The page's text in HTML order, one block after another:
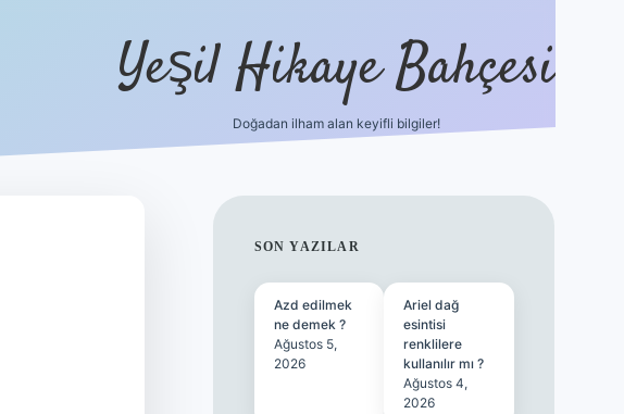
Yeşil Hikaye Bahçesi
Doğadan ilham alan keyifli bilgiler!
SIDEBAR
SON YAZILAR
Azd edilmek
ne demek ?
Ağustos 5,
2026
Ariel dağ
esintisi
renklilere
kullanılır mı ?
Ağustos 4,
2026
ilbet mobil